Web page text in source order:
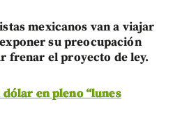
mexicanos van a viajar
su preocupación
frenar el proyecto de ley.
dólar en pleno “lunes